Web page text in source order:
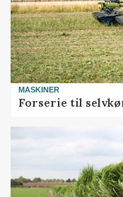
MASKINER
Forserie til